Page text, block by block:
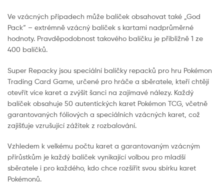
Ve vzácných případech může balíček obsahovat také „God
Pack“ – extrémně vzácný balíček s kartami nadprůměrné
hodnoty. Pravděpodobnost takového balíčku je přibližně 1 ze
400 balíčků.
Super Repacky jsou speciální balíčky repacků pro hru Pokémon
Trading Card Game, určené pro hráče a sběratele, kteří chtějí
otevřít více karet a zvýšit šanci na zajímavé nálezy. Každý
balíček obsahuje 50 autentických karet Pokémon TCG, včetně
garantovaných fóliových a speciálních vzácných karet, což
zajišťuje vzrušující zážitek z rozbalování.
Vzhledem k velkému počtu karet a garantovaným vzácným
přírůstkům je každý balíček vynikající volbou pro mladší
sběratele i pro každého, kdo chce rozšířit svou sbírku karet
Pokémonů.